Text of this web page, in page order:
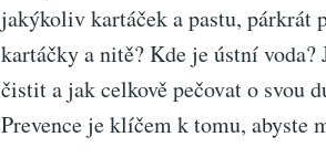
jakýkoliv kartáček a pastu, párkrát
kartáčky a nitě? Kde je ústní
čistit a jak celkově pečovat o svou
Prevence je klíčem k tomu, abyste